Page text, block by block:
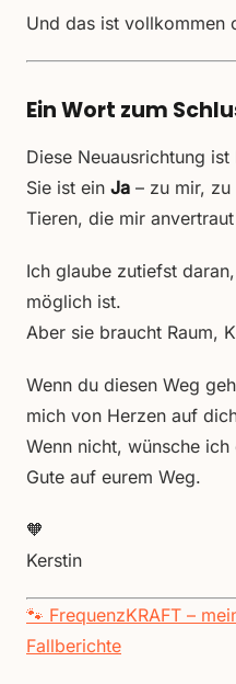
Und das ist vollkommen
Ein Wort zum
Diese Neuausrichtung
Sie ist ein Ja – zu mir,
Tieren, die mir
Ich glaube zutiefst
möglich ist.
Aber sie braucht Raum,
Wenn du diesen Weg
mich von Herzen auf
Wenn nicht, wünsche
Gute auf eurem Weg.
🧡
Kerstin
🐾 FrequenzKRAFT –
Fallberichte